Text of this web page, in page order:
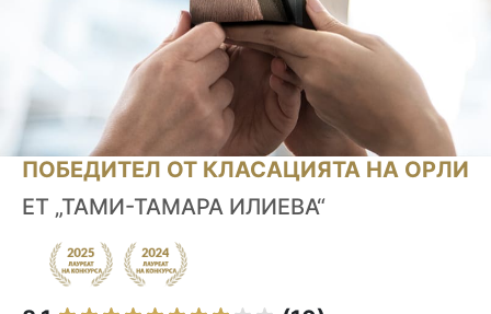
ПОБЕДИТЕЛ ОТ КЛАСАЦИЯТА НА ОРЛИ
ЕТ „ТАМИ-ТАМАРА ИЛИЕВА“